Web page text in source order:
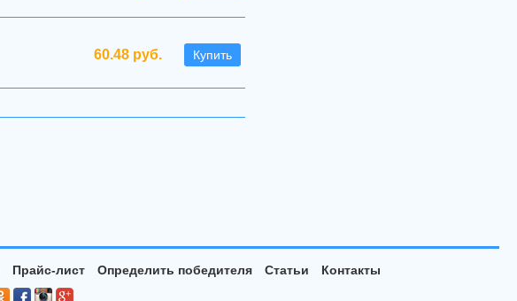
60.48 руб. Купить
Прайс-лист Определить победителя Статьи
Контакты